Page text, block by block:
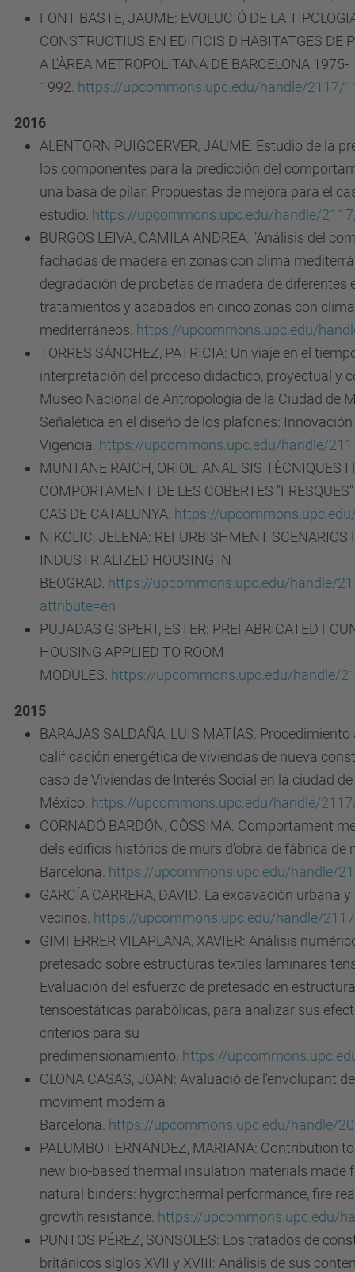
FONT BASTE, JAUME: EVOLUCIÓ DE LA
CONSTRUCTIUS EN EDIFICIS D'HABITATGES DE
A L'ÀREA METROPOLITANA DE BARCELONA 1975-
1992. https://upcommons.upc.edu/handle/2117/
2016
ALENTORN PUIGCERVER, JAUME: Estudio de la
los componentes para la predicción del
una basa de pilar. Propuestas de mejora para el
estudio. https://upcommons.upc.edu/handle/
BURGOS LEIVA, CAMILA ANDREA: "Análisis del
fachadas de madera en zonas con clima
degradación de probetas de madera de diferentes
tratamientos y acabados en cinco zonas con
mediterráneos. https://upcommons.upc.edu/
TORRES SÁNCHEZ, PATRICIA: Un viaje en el
interpretación del proceso didáctico, proyectual y
Museo Nacional de Antropología de la Ciudad de
Señalética en el diseño de los plafones:
Vigencia. https://upcommons.upc.edu/handle/
MUNTANE RAICH, ORIOL: ANALISIS TÈCNIQUES I
COMPORTAMENT DE LES COBERTES
CAS DE CATALUNYA. https://
NIKOLIC, JELENA: REFURBISHMENT SCENARIOS
INDUSTRIALIZED HOUSING IN
BEOGRAD. https://upcommons.upc.edu/handle/
attribute=en
PUJADAS GISPERT, ESTER: PREFABRICATED
HOUSING APPLIED TO ROOM
MODULES. https://upcommons.upc.edu/handle/
2015
BARAJAS SALDAÑA, LUIS MATÍAS:
calificación energética de viviendas de nueva
caso de Viviendas de Interés Social en la ciudad
México. https://upcommons.upc.edu/handle/
CORNADÓ BARDÓN, CÒSSIMA: Comportament
dels edificis històrics de murs d'obra de fàbrica de
Barcelona. https://upcommons.upc.edu/handle/
GARCÍA CARRERA, DAVID: La excavación urbana
vecinos. https://upcommons.upc.edu/handle/
GIMFERRER VILAPLANA, XAVIER: Análisis
pretesado sobre estructuras textiles laminares
Evaluación del esfuerzo de pretesado en
tensoestáticas parabólicas, para analizar sus
criterios para su
predimensionamiento. https://
OLONA CASAS, JOAN: Avaluació de l'envolupant
moviment modern a
Barcelona. https://upcommons.upc.edu/handle/
PALUMBO FERNANDEZ, MARIANA: Contribution
new bio-based thermal insulation materials made
natural binders: hygrothermal performance, fire
growth resistance. https://upcommons.upc.edu/
PUNTOS PÉREZ, SONSOLES: Los tratados de
británicos siglos XVII y XVIII: Análisis de sus